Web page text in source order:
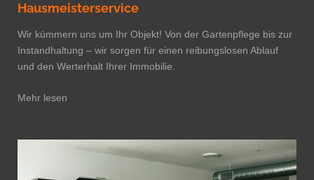
Hausmeisterservice
Wir kümmern uns um Ihr Objekt! Von der Gartenpflege bis zur
Instandhaltung – wir sorgen für einen reibungslosen Ablauf
und den Werterhalt Ihrer Immobilie.
Mehr lesen